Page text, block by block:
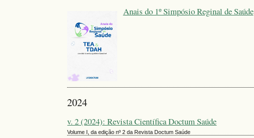
Anais do 1º Simpósio Reginal de Saúde
2024
v. 2 (2024): Revista Científica Doctum Saúde
Volume I, da edição nº 2 da Revista Doctum Saúde